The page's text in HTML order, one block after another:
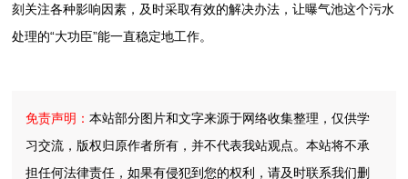
刻关注各种影响因素，及时采取有效的解决办法，让曝气池这个污水
处理的“大功臣”能一直稳定地工作。
免责声明：本站部分图片和文字来源于网络收集整理，仅供学
习交流，版权归原作者所有，并不代表我站观点。本站将不承
担任何法律责任，如果有侵犯到您的权利，请及时联系我们删